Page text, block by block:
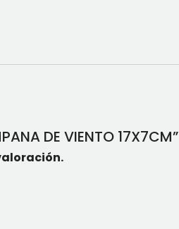
DE VIENTO 17X7CM”